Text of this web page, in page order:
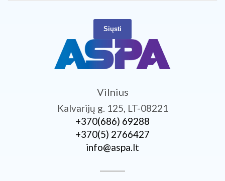
Siųsti
Vilnius
Kalvarijų g. 125, LT-08221
+370­(686) 69288
+370­(5) 2766427
info@aspa.lt